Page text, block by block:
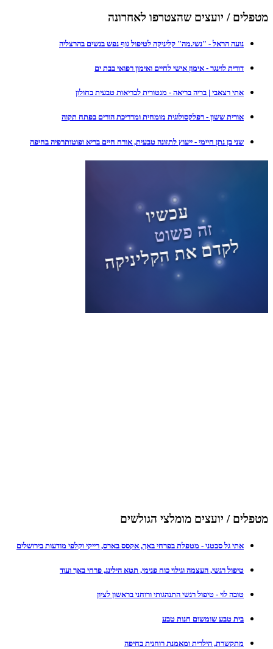
מטפלים / יועצים שהצטרפו לאחרונה
נועה הראל - "נשי.מה" קליניקה לטיפול גוף נפש בנשים בהרצליה
דורית לוינגר - אימון אישי לחיים ואימון רפואי בבת ים
אתי רצאבי | בריה בריאה - מנטורית לבריאות טבעית בחולון
אורית ששון - רפלקסולוגית מומחית ומדריכת הורים בפתח תקוה
שני בן נתן חיימי - ייעוץ לתזונה טבעית, אורח חיים בריא ופוטותרפיה בחיפה
מטפלים / יועצים מומלצי הגולשים
אתי גל סבטני - מטפלת בפרחי באך, אקסס בארס, רייקי וקלפי מודעות בירושלים
טיפול רגשי, העצמה וגילוי כוח פנימי, תטא הילינג, פרחי באך ועוד
טובה לוי - טיפול רגשי התנהגותי ורוחני בראשון לציון
בית טבע שומשום חנות טבע
מתקשרת, הילרית ומאמנת רוחנית בחיפה